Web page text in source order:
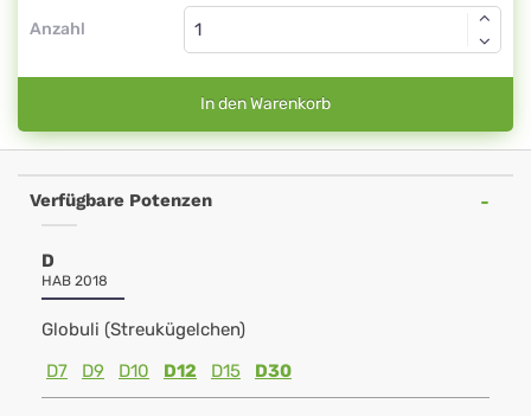
Anzahl
In den Warenkorb
Verfügbare Potenzen
D
HAB 2018
Globuli (Streukügelchen)
D7
D9 D10 D12 D15 D30